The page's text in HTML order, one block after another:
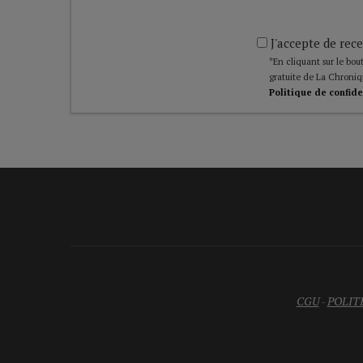
J'accepte de
*En cliquant sur le
gratuite de La
Politique de
CGU-